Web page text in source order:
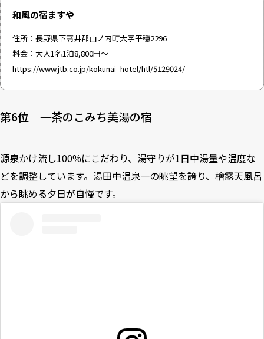
和風の宿ますや
住所：長野県下高井郡山ノ内町大字平穏2296
料金：大人1名1泊8,800円～
https://www.jtb.co.jp/kokunai_hotel/htl/5129024/
第6位 一茶のこみち美湯の宿
源泉かけ流し100%にこだわり、湯守りが1日中湯量や温度な
どを調整しています。湯田中温泉一の眺望を誇り、檜露天風呂
から眺める夕日が自慢です。